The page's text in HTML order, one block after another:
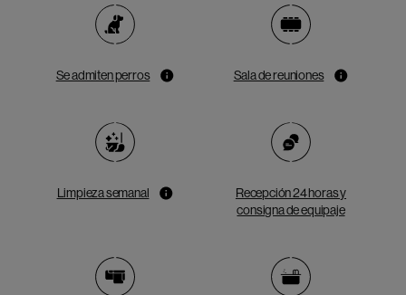
Se admiten perros Sala de reuniones
Limpieza semanal
Recepción 24 horas y
consigna de equipaje